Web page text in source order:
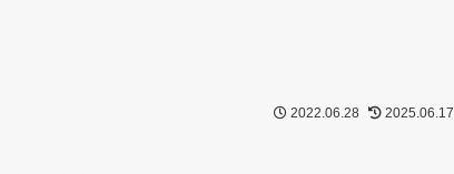
2022.06.28 2025.06.17